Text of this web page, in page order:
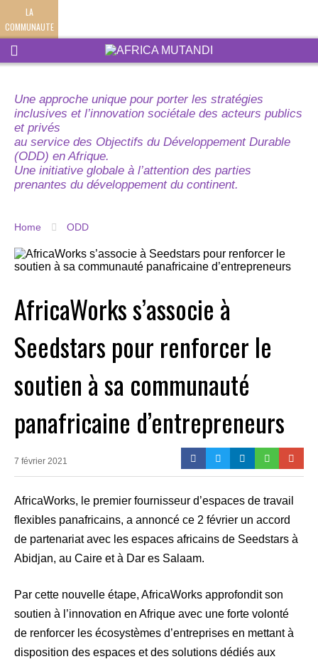
LA
COMMUNAUTE
Une approche unique pour porter les stratégies
inclusives et l’innovation sociétale des acteurs publics
et privés
au service des Objectifs du Développement Durable
(ODD) en Afrique.
Une initiative globale à l’attention des parties
prenantes du développement du continent.
Home ODD
AfricaWorks s’associe à
Seedstars pour renforcer le
soutien à sa communauté
panafricaine d’entrepreneurs
7 février 2021
AfricaWorks, le premier fournisseur d’espaces de travail
flexibles panafricains, a annoncé ce 2 février un accord
de partenariat avec les espaces africains de Seedstars à
Abidjan, au Caire et à Dar es Salaam.
Par cette nouvelle étape, AfricaWorks approfondit son
soutien à l’innovation en Afrique avec une forte volonté
de renforcer les écosystèmes d’entreprises en mettant à
disposition des espaces et des solutions dédiés aux